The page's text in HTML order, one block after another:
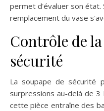
permet d'évaluer son état.
remplacement du vase
Contrôle de
sécurité
La soupape de sécurité
surpressions au-delà de
cette pièce entraîne des